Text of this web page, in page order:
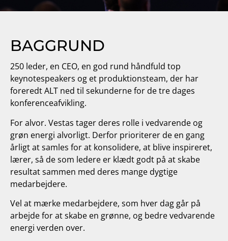
BAGGRUND
250 leder, en CEO, en god rund håndfuld top
keynotespeakers og et produktionsteam, der har
foreredt ALT ned til sekunderne for de tre dages
konferenceafvikling.
For alvor. Vestas tager deres rolle i vedvarende og
grøn energi alvorligt. Derfor prioriterer de en gang
årligt at samles for at konsolidere, at blive inspireret,
lærer, så de som ledere er klædt godt på at skabe
resultat sammen med deres mange dygtige
medarbejdere.
Vel at mærke medarbejdere, som hver dag går på
arbejde for at skabe en grønne, og bedre vedvarende
energi verden over.